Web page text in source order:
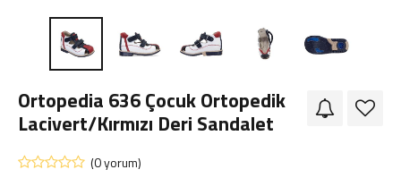
Ortopedia 636 Çocuk Ortopedik
Lacivert/Kırmızı Deri Sandalet
(0 yorum)